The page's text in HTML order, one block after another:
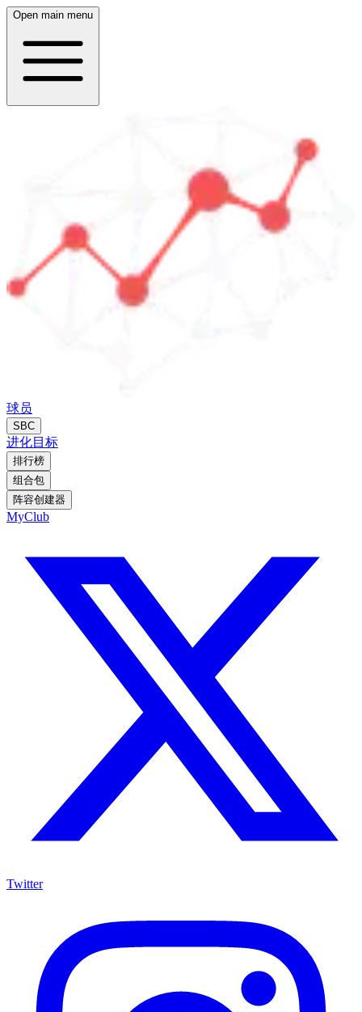
Open main menu
球员
SBC
进化目标
排行榜
组合包
阵容创建器
MyClub
Twitter